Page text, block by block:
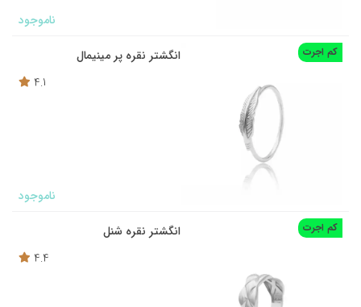
ناموجود
کم اجرت
انگشتر نقره پر مینیمال
4.1
ناموجود
کم اجرت
انگشتر نقره شنل
4.4